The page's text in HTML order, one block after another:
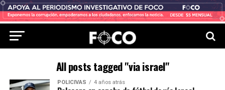
All posts tagged "via israel"
POLICIVAS 4 años atrás